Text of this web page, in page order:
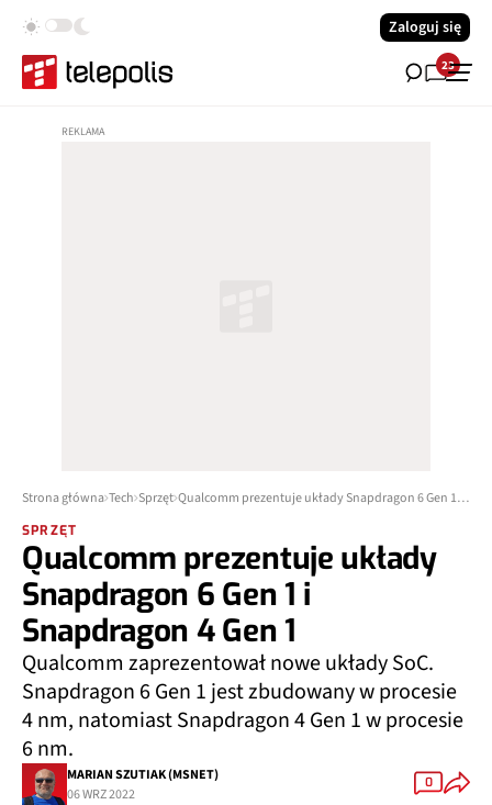
Zaloguj się
23
Strona główna Tech Sprzęt Qualcomm prezentuje układy Snapdragon 6 Gen 1 i Snapdragon 4 Gen 1
SPRZĘT
Qualcomm prezentuje układy
Snapdragon 6 Gen 1 i
Snapdragon 4 Gen 1
Qualcomm zaprezentował nowe układy SoC.
Snapdragon 6 Gen 1 jest zbudowany w procesie
4 nm, natomiast Snapdragon 4 Gen 1 w procesie
6 nm.
MARIAN SZUTIAK (MSNET)
06 WRZ 2022
0